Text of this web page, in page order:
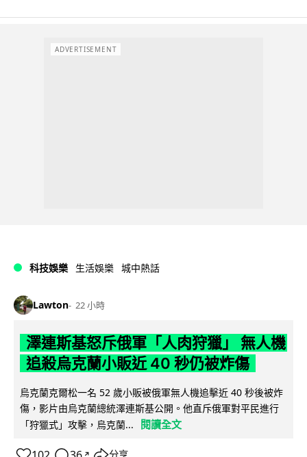
ADVERTISEMENT
科技娛樂 生活娛樂 城中熱話
Lawton 22 小時
澤連斯基怒斥俄軍「人肉狩獵」 無人機
追殺烏克蘭小販近 40 秒仍被炸傷
烏克蘭克爾松一名 52 歲小販被俄軍無人機追擊近 40 秒後被炸
傷，影片由烏克蘭總統澤連斯基公開。他直斥俄軍對平民進行
「狩獵式」攻擊，烏克蘭...
閱讀全文
↗